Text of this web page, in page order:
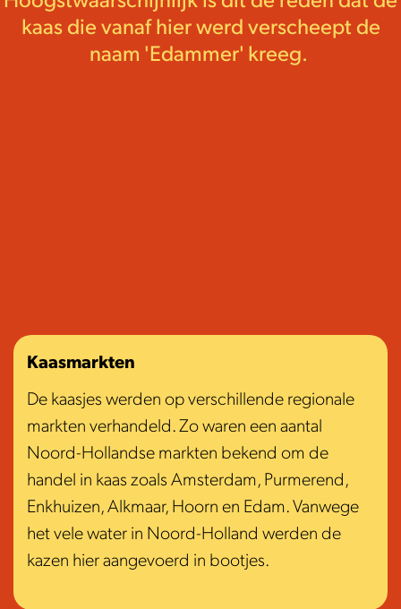
kaas die vanaf hier werd verscheept de
naam 'Edammer' kreeg.
Kaasmarkten
De kaasjes werden op verschillende regionale
markten verhandeld. Zo waren een aantal
Noord-Hollandse markten bekend om de
handel in kaas zoals Amsterdam, Purmerend,
Enkhuizen, Alkmaar, Hoorn en Edam. Vanwege
het vele water in Noord-Holland werden de
kazen hier aangevoerd in bootjes.